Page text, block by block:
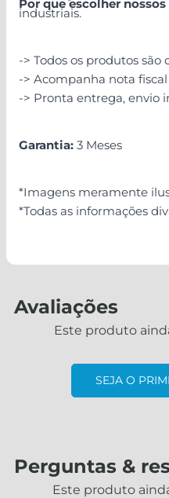
industriais.
Por que escolher
-> Todos os produtos são
-> Acompanha nota
-> Pronta entrega, envio
Garantia: 3 Meses
*Imagens meramente
*Todas as informações
responsabilidade do
Avaliações
Este produto
SEJA O
Perguntas &
Este produto